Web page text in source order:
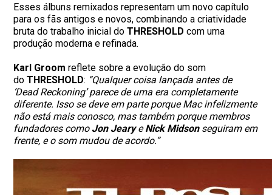
Esses álbuns remixados representam um novo capítulo
para os fãs antigos e novos, combinando a criatividade
bruta do trabalho inicial doTHRESHOLD com uma
produção moderna e refinada.
Karl Groom reflete sobre a evolução do som
doTHRESHOLD: “Qualquer coisa lançada antes de
‘Dead Reckoning’ parece de uma era completamente
diferente. Isso se deve em parte porque Mac infelizmente
não está mais conosco, mas também porque membros
fundadores como Jon JearyeNick Midsonseguiram em
frente, e o som mudou de acordo.”